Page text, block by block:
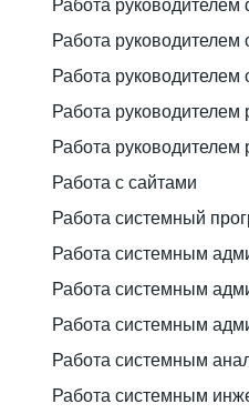
Работа руководителем
Работа руководителем
Работа руководителем
Работа руководителем
Работа руководителем
Работа с сайтами
Работа системный
Работа системным
Работа системным
Работа системным
Работа системным
Работа системным